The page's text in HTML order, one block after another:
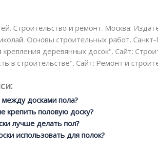
Строительство и ремонт. Москва:
Основы строительных работ.
крепления деревянных досок". Сайт:
в строительстве". Сайт: Ремонт и
между досками пола?
крепить половую доску?
лучше делать пол?
использовать для полок?